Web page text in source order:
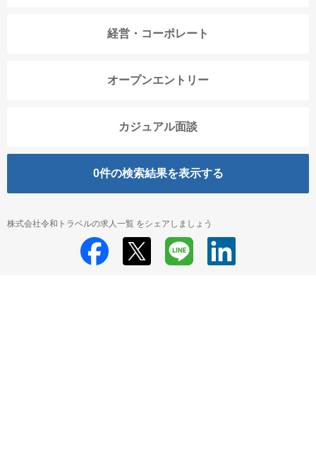
経営・コーポレート
オープンエントリー
カジュアル面談
0件の検索結果を表示する
株式会社令和トラベルの求人一覧 をシェアしましょう